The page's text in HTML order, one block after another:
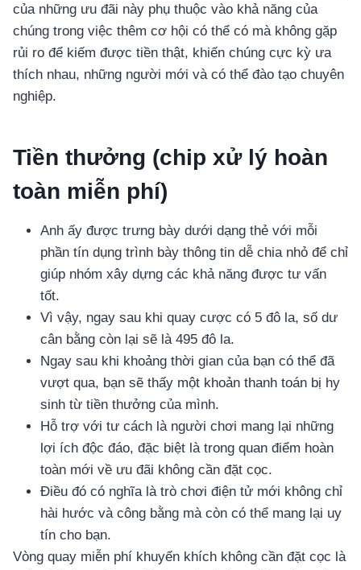
của những ưu đãi này phụ thuộc vào khả năng của
chúng trong việc thêm cơ hội có thể có mà không gặp
rủi ro để kiếm được tiền thật, khiến chúng cực kỳ ưa
thích nhau, những người mới và có thể đào tạo chuyên
nghiệp.
Tiền thưởng (chip xử lý hoàn
toàn miễn phí)
Anh ấy được trưng bày dưới dạng thẻ với mỗi
phần tín dụng trình bày thông tin dễ chia nhỏ để chỉ
giúp nhóm xây dựng các khả năng được tư vấn
tốt.
Vì vậy, ngay sau khi quay cược có 5 đô la, số dư
cân bằng còn lại sẽ là 495 đô la.
Ngay sau khi khoảng thời gian của bạn có thể đã
vượt qua, bạn sẽ thấy một khoản thanh toán bị hy
sinh từ tiền thưởng của mình.
Hỗ trợ với tư cách là người chơi mang lại những
lợi ích độc đáo, đặc biệt là trong quan điểm hoàn
toàn mới về ưu đãi không cần đặt cọc.
Điều đó có nghĩa là trò chơi điện tử mới không chỉ
hài hước và công bằng mà còn có thể mang lại uy
tín cho bạn.
Vòng quay miễn phí khuyến khích không cần đặt cọc là